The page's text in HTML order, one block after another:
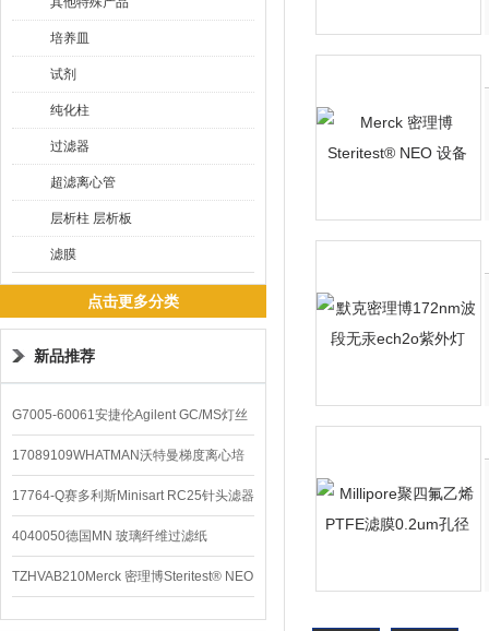
培养皿
试剂
纯化柱
过滤器
超滤离心管
层析柱 层析板
滤膜
点击更多分类
新品推荐
G7005-60061安捷伦Agilent GC/MS灯丝
配件
17089109WHATMAN沃特曼梯度离心培
养基
17764-Q赛多利斯Minisart RC25针头滤器
4040050德国MN 玻璃纤维过滤纸
TZHVAB210Merck 密理博Steritest® NEO
设备